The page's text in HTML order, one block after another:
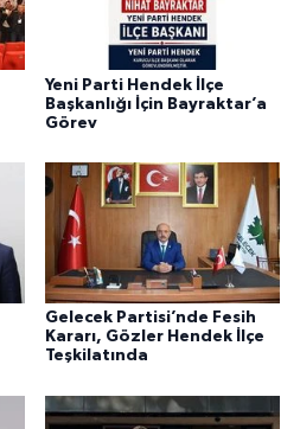
Yeni Parti Hendek İlçe
Başkanlığı İçin Bayraktar’a
Görev
Gelecek Partisi’nde Fesih
Kararı, Gözler Hendek İlçe
Teşkilatında